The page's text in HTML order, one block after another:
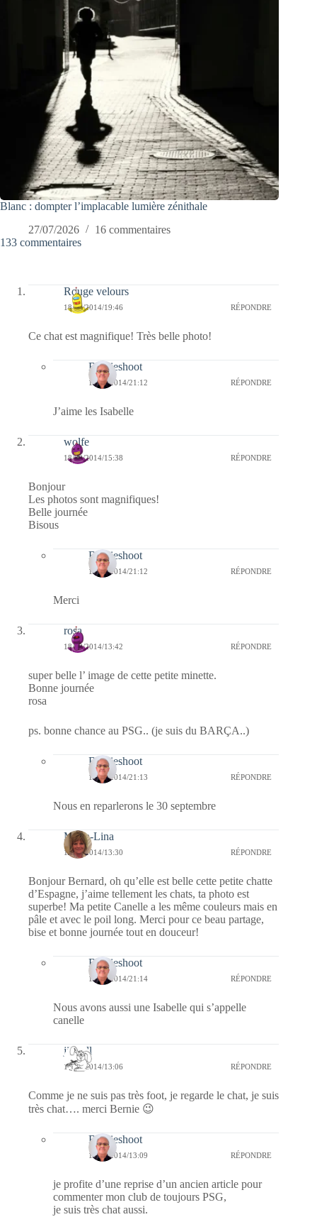
Blanc : dompter l’implacable lumière zénithale
27/07/2026
16 commentaires
133 commentaires
Rouge velours
18/09/2014/19:46 RÉPONDRE
Ce chat est magnifique! Très belle photo!
Bernieshoot
18/09/2014/21:12 RÉPONDRE
J’aime les Isabelle
wolfe
18/09/2014/15:38 RÉPONDRE
Bonjour
Les photos sont magnifiques!
Belle journée
Bisous
Bernieshoot
18/09/2014/21:12 RÉPONDRE
Merci
rosa
18/09/2014/13:42 RÉPONDRE
super belle l’ image de cette petite minette.
Bonne journée
rosa
ps. bonne chance au PSG.. (je suis du BARÇA..)
Bernieshoot
18/09/2014/21:13 RÉPONDRE
Nous en reparlerons le 30 septembre
Maria-Lina
18/09/2014/13:30 RÉPONDRE
Bonjour Bernard, oh qu’elle est belle cette petite chatte
d’Espagne, j’aime tellement les chats, ta photo est
superbe! Ma petite Canelle a les même couleurs mais en
pâle et avec le poil long. Merci pour ce beau partage,
bise et bonne journée tout en douceur!
Bernieshoot
18/09/2014/21:14 RÉPONDRE
Nous avons aussi une Isabelle qui s’appelle
canelle
jill bill
18/09/2014/13:06 RÉPONDRE
Comme je ne suis pas très foot, je regarde le chat, je suis
très chat…. merci Bernie 😉
Bernieshoot
18/09/2014/13:09 RÉPONDRE
je profite d’une reprise d’un ancien article pour
commenter mon club de toujours PSG,
je suis très chat aussi.